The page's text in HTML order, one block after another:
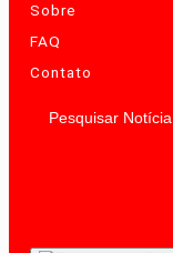
Sobre
FAQ
Contato
Pesquisar Notícia